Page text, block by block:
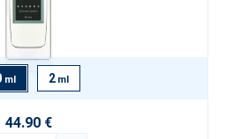
ml 2 ml
44.90 €